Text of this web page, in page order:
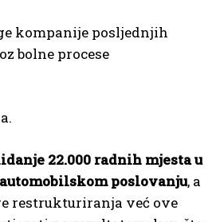
kompanije posljednjih
bolne procese
22.000 radnih mjesta u
poslovanju, a
restrukturiranja već ove